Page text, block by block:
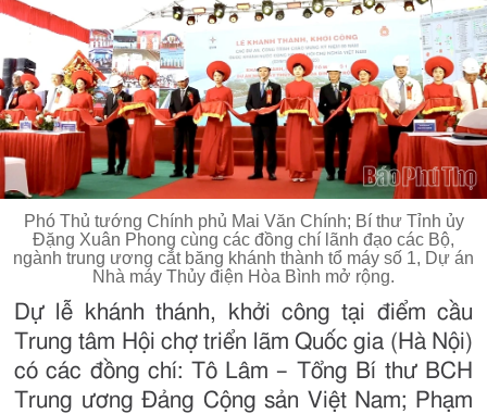
Phó Thủ tướng Chính phủ Mai Văn Chính; Bí thư Tỉnh ủy
Đặng Xuân Phong cùng các đồng chí lãnh đạo các Bộ,
ngành trung ương cắt băng khánh thành tổ máy số 1, Dự án
Nhà máy Thủy điện Hòa Bình mở rộng.
Dự lễ khánh thánh, khởi công tại điểm cầu
Trung tâm Hội chợ triển lãm Quốc gia (Hà Nội)
có các đồng chí: Tô Lâm – Tổng Bí thư BCH
Trung ương Đảng Cộng sản Việt Nam; Phạm